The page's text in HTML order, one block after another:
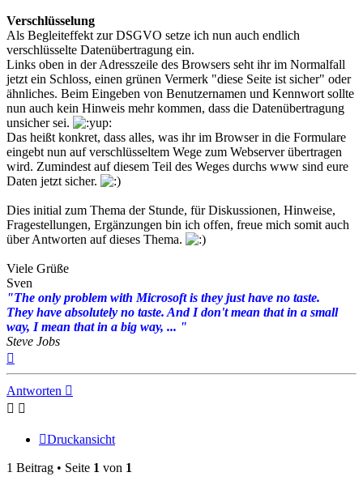
Verschlüsselung
Als Begleiteffekt zur DSGVO setze ich nun auch endlich
verschlüsselte Datenübertragung ein.
Links oben in der Adresszeile des Browsers seht ihr im Normalfall
jetzt ein Schloss, einen grünen Vermerk "diese Seite ist sicher" oder
ähnliches. Beim Eingeben von Benutzernamen und Kennwort sollte
nun auch kein Hinweis mehr kommen, dass die Datenübertragung
unsicher sei.
Das heißt konkret, dass alles, was ihr im Browser in die Formulare
eingebt nun auf verschlüsseltem Wege zum Webserver übertragen
wird. Zumindest auf diesem Teil des Weges durchs www sind eure
Daten jetzt sicher.
Dies initial zum Thema der Stunde, für Diskussionen, Hinweise,
Fragestellungen, Ergänzungen bin ich offen, freue mich somit auch
über Antworten auf dieses Thema.
Viele Grüße
Sven
"The only problem with Microsoft is they just have no taste.
They have absolutely no taste. And I don't mean that in a small
way, I mean that in a big way, ... "
Steve Jobs
Antworten
Druckansicht
1 Beitrag • Seite 1 von 1